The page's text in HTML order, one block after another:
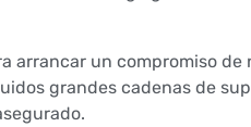
arrancar un compromiso de
grandes cadenas de